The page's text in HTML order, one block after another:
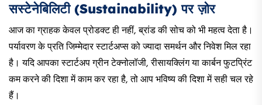
सस्टेनेबिलिटी (Sustainability) पर ज़ोर
आज का ग्राहक केवल प्रोडक्ट ही नहीं, ब्रांड की सोच को भी महत्व देता है।
पर्यावरण के प्रति जिम्मेदार स्टार्टअप्स को ज्यादा समर्थन और निवेश मिल रहा
है। यदि आपका स्टार्टअप ग्रीन टेक्नोलॉजी, रीसायक्लिंग या कार्बन फुटप्रिंट
कम करने की दिशा में काम कर रहा है, तो आप भविष्य की दिशा में सही चल रहे
हैं।